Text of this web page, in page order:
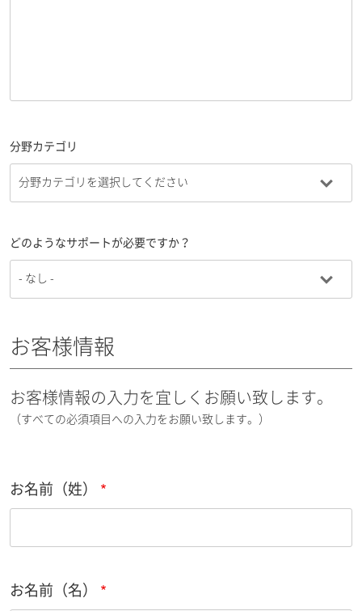
分野カテゴリ
どのようなサポートが必要ですか？
お客様情報
お客様情報の入力を宜しくお願い致します。
（すべての必須項目への入力をお願い致します。）
お名前（姓）
お名前（名）